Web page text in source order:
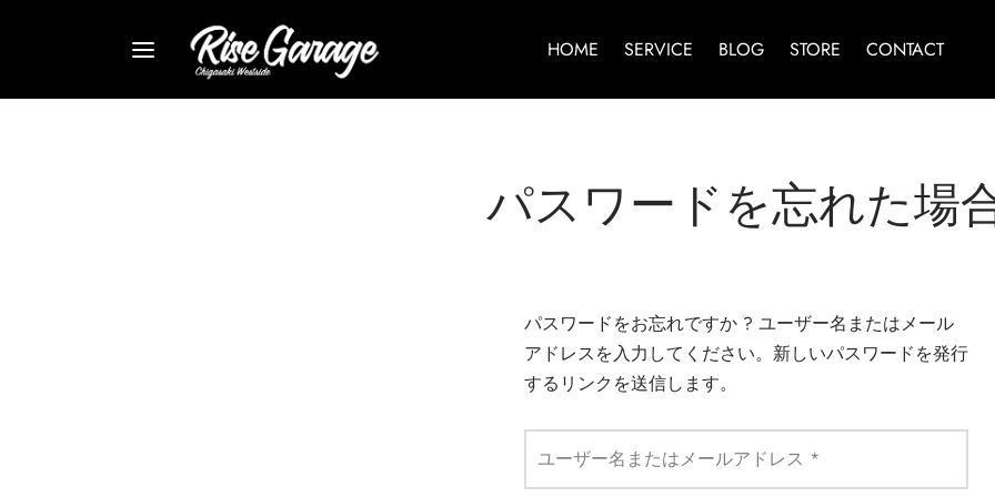
HOME SERVICE BLOG STORE CONTACT
パスワードを忘れた場
パスワードをお忘れですか ? ユーザー名またはメール
アドレスを入力してください。新しいパスワードを発行
するリンクを送信します。
ユーザー名またはメールアドレス *